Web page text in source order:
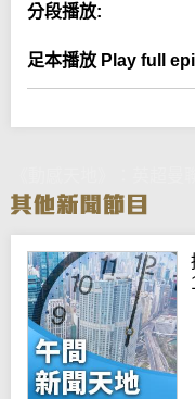
分段播放:
足本播放 Play full